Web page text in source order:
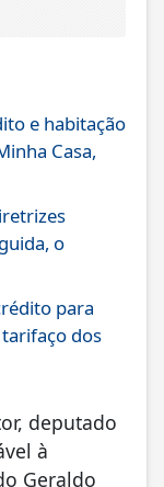
e habitação
Casa,
o
para
dos
deputado
à
Geraldo